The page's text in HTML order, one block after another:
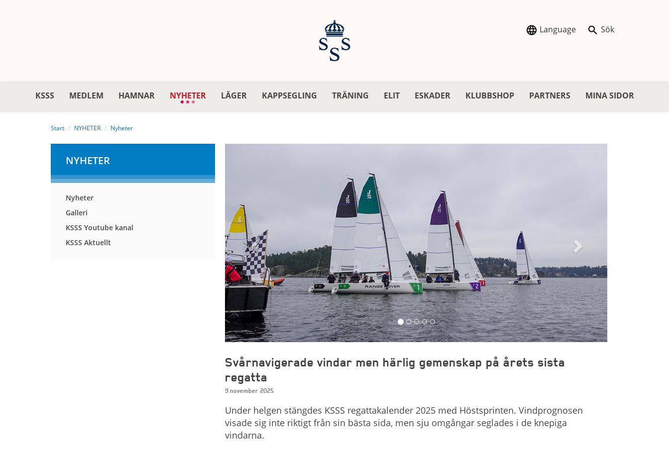
Language Sök
KSSS MEDLEM HAMNAR NYHETER LÄGER KAPPSEGLING TRÄNING ELIT ESKADER KLUBBSHOP PARTNERS MINA SIDOR
Start NYHETER Nyheter
NYHETER
Nyheter
Galleri
KSSS Youtube kanal
KSSS Aktuellt
Svårnavigerade vindar men härlig gemenskap på årets sista
regatta
9 november 2025
Under helgen stängdes KSSS regattakalender 2025 med Höstsprinten. Vindprognosen
visade sig inte riktigt från sin bästa sida, men sju omgångar seglades i de knepiga
vindarna.